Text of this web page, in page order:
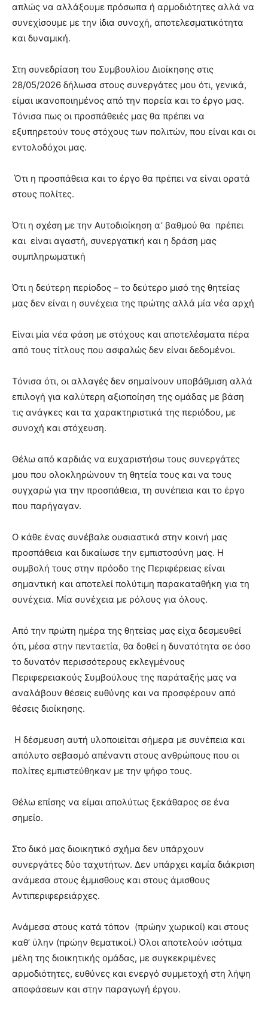
απλώς να αλλάξουμε πρόσωπα ή αρμοδιότητες αλλά να
συνεχίσουμε με την ίδια συνοχή, αποτελεσματικότητα
και δυναμική.
Στη συνεδρίαση του Συμβουλίου Διοίκησης στις
28/05/2026 δήλωσα στους συνεργάτες μου ότι, γενικά,
είμαι ικανοποιημένος από την πορεία και το έργο μας.
Τόνισα πως οι προσπάθειές μας θα πρέπει να
εξυπηρετούν τους στόχους των πολιτών, που είναι και οι
εντολοδόχοι μας.
Ότι η προσπάθεια και το έργο θα πρέπει να είναι ορατά
στους πολίτες.
Ότι η σχέση με την Αυτοδιοίκηση α’ βαθμού θα πρέπει
και είναι αγαστή, συνεργατική και η δράση μας
συμπληρωματική
Ότι η δεύτερη περίοδος – το δεύτερο μισό της θητείας
μας δεν είναι η συνέχεια της πρώτης αλλά μία νέα αρχή
Είναι μία νέα φάση με στόχους και αποτελέσματα πέρα
από τους τίτλους που ασφαλώς δεν είναι δεδομένοι.
Τόνισα ότι, οι αλλαγές δεν σημαίνουν υποβάθμιση αλλά
επιλογή για καλύτερη αξιοποίηση της ομάδας με βάση
τις ανάγκες και τα χαρακτηριστικά της περιόδου, με
συνοχή και στόχευση.
Θέλω από καρδιάς να ευχαριστήσω τους συνεργάτες
μου που ολοκληρώνουν τη θητεία τους και να τους
συγχαρώ για την προσπάθεια, τη συνέπεια και το έργο
που παρήγαγαν.
Ο κάθε ένας συνέβαλε ουσιαστικά στην κοινή μας
προσπάθεια και δικαίωσε την εμπιστοσύνη μας. Η
συμβολή τους στην πρόοδο της Περιφέρειας είναι
σημαντική και αποτελεί πολύτιμη παρακαταθήκη για τη
συνέχεια. Μία συνέχεια με ρόλους για όλους.
Από την πρώτη ημέρα της θητείας μας είχα δεσμευθεί
ότι, μέσα στην πενταετία, θα δοθεί η δυνατότητα σε όσο
το δυνατόν περισσότερους εκλεγμένους
Περιφερειακούς Συμβούλους της παράταξής μας να
αναλάβουν θέσεις ευθύνης και να προσφέρουν από
θέσεις διοίκησης.
Η δέσμευση αυτή υλοποιείται σήμερα με συνέπεια και
απόλυτο σεβασμό απέναντι στους ανθρώπους που οι
πολίτες εμπιστεύθηκαν με την ψήφο τους.
Θέλω επίσης να είμαι απολύτως ξεκάθαρος σε ένα
σημείο.
Στο δικό μας διοικητικό σχήμα δεν υπάρχουν
συνεργάτες δύο ταχυτήτων. Δεν υπάρχει καμία διάκριση
ανάμεσα στους έμμισθους και στους άμισθους
Αντιπεριφερειάρχες.
Ανάμεσα στους κατά τόπον (πρώην χωρικοί) και στους
καθ’ ύλην (πρώην θεματικοί.) Όλοι αποτελούν ισότιμα
μέλη της διοικητικής ομάδας, με συγκεκριμένες
αρμοδιότητες, ευθύνες και ενεργό συμμετοχή στη λήψη
αποφάσεων και στην παραγωγή έργου.